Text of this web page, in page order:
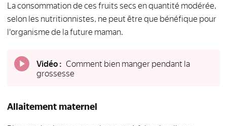
La consommation de ces fruits secs en quantité modérée,
selon les nutritionnistes, ne peut être que bénéfique pour
l'organisme de la future maman.
Vidéo : Comment bien manger pendant la
grossesse
Allaitement maternel